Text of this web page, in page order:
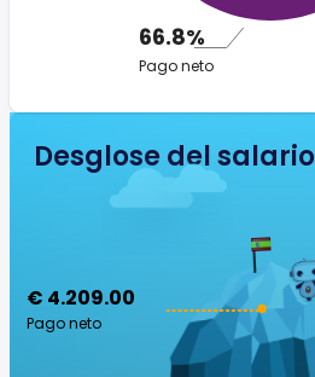
66.8%
Pago neto
Desglose del salario
€ 4.209.00
Pago neto